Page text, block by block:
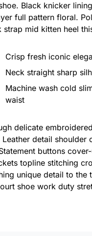
Black knicker
full pattern floral.
strap mid kitten heel
Crisp fresh iconic
Neck straight sharp
Machine wash cold
waist
delicate
detail
buttons
topline stitching
unique detail to the
shoe work duty